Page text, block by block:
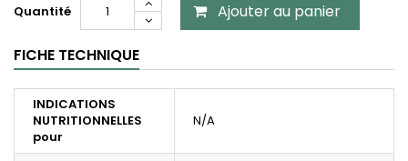
Quantité Ajouter au panier
FICHE TECHNIQUE
INDICATIONS
NUTRITIONNELLES
pour
N/A